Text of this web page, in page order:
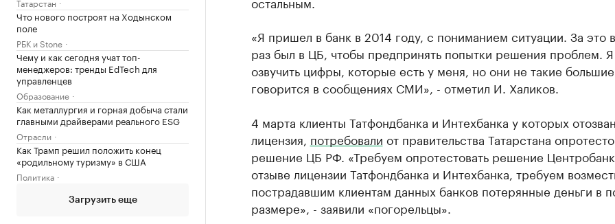
Что нового построят на Ходынском
поле
РБК и Stone
Чему и как сегодня учат топ-
менеджеров: тренды EdTech для
управленцев
Образование
Как металлургия и горная добыча стали
главными драйверами реального ESG
Отрасли
Как Трамп решил положить конец
«родильному туризму» в США
Политика
Загрузить еще
«Я пришел в банк в 2014 году, с пониманием ситуации. За это
раз был в ЦБ, чтобы предпринять попытки решения проблем.
озвучить цифры, которые есть у меня, но они не такие
говорится в сообщениях СМИ», - отметил И. Халиков.
4 марта клиенты Татфондбанка и Интехбанка у которых
лицензия, потребовали от правительства Татарстана
решение ЦБ РФ. «Требуем опротестовать решение
отзыве лицензии Татфондбанка и Интехбанка, требуем
пострадавшим клиентам данных банков потерянные деньги в
размере», - заявили «погорельцы».